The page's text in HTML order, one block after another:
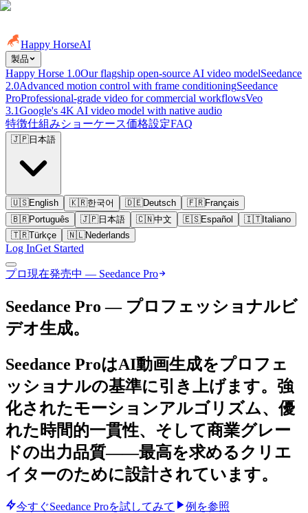
Happy HorseAI
製品
Happy Horse 1.0Our flagship open-source AI video modelSeedance
2.0Advanced motion control with frame conditioningSeedance
ProProfessional-grade video for commercial workflowsVeo
3.1Google's 4K AI video model with native audio
特徴仕組みショーケース価格設定FAQ
🇯🇵日本語
🇺🇸English 🇰🇷한국어 🇩🇪Deutsch 🇫🇷Français
🇧🇷Português 🇯🇵日本語 🇨🇳中文 🇪🇸Español 🇮🇹Italiano
🇹🇷Türkçe 🇳🇱Nederlands
Log InGet Started
プロ現在発売中 — Seedance Pro
Seedance Pro — プロフェッショナルビ
デオ生成。
Seedance ProはAI動画生成をプロフェ
ッショナルの基準に引き上げます。強
化されたモーションアルゴリズム、優
れた時間的一貫性、そして商業グレー
ドの出力品質――最高を求めるクリエ
イターのために設計されています。
今すぐSeedance Proを試してみて
例を参照